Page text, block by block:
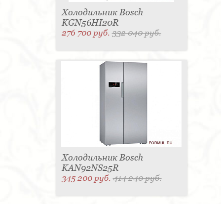
Холодильник Bosch
KGN56HI20R
276 700 руб.332 040 руб.
Холодильник Bosch
KAN92NS25R
345 200 руб.414 240 руб.